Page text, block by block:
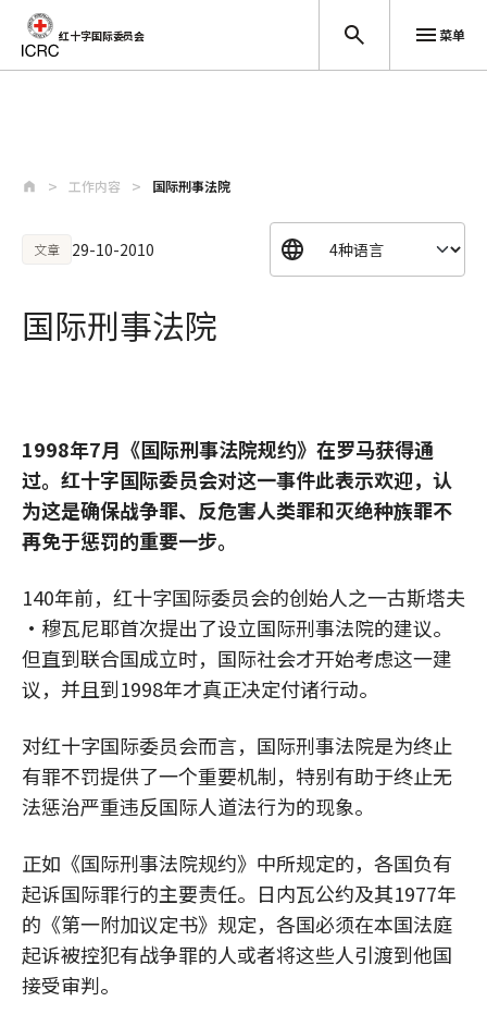
红十字国际委员会 菜单
工作内容 国际刑事法院
文章 29-10-2010
国际刑事法院
1998年7月《国际刑事法院规约》在罗马获得通
过。红十字国际委员会对这一事件此表示欢迎，认
为这是确保战争罪、反危害人类罪和灭绝种族罪不
再免于惩罚的重要一步。
140年前，红十字国际委员会的创始人之一古斯塔夫
·穆瓦尼耶首次提出了设立国际刑事法院的建议。
但直到联合国成立时，国际社会才开始考虑这一建
议，并且到1998年才真正决定付诸行动。
对红十字国际委员会而言，国际刑事法院是为终止
有罪不罚提供了一个重要机制，特别有助于终止无
法惩治严重违反国际人道法行为的现象。
正如《国际刑事法院规约》中所规定的，各国负有
起诉国际罪行的主要责任。日内瓦公约及其1977年
的《第一附加议定书》规定，各国必须在本国法庭
起诉被控犯有战争罪的人或者将这些人引渡到他国
接受审判。